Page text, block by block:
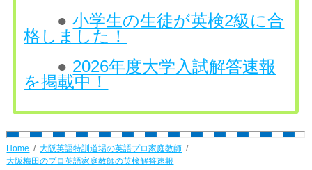
●小学生の生徒が英検2級に合
格しました！
● 2026年度大学入試解答速報
を掲載中！
Home
大阪英語特訓道場の英語プロ家庭教師
大阪梅田のプロ英語家庭教師の英検解答速報